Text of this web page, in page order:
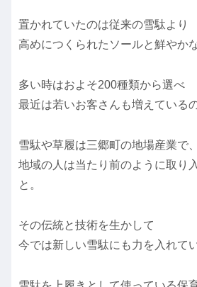
置かれていたのは従来の雪駄より
高めにつくられたソールと鮮やか
多い時はおよそ200種類から選べ
最近は若いお客さんも増えている
雪駄や草履は三郷町の地場産業で、
地域の人は当たり前のように取り
と。
その伝統と技術を生かして
今では新しい雪駄にも力を入れて